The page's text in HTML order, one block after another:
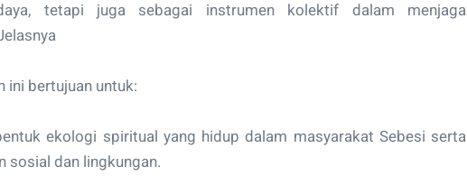
tetapi juga sebagai instrumen kolektif dalam menjaga
ini bertujuan untuk:
ekologi spiritual yang hidup dalam masyarakat Sebesi serta
sosial dan lingkungan.